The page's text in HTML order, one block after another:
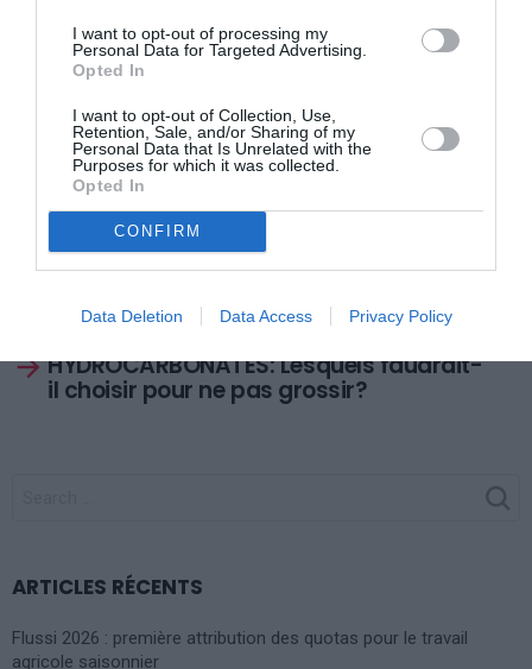
I want to opt-out of processing my
Personal Data for Targeted Advertising.
Opted In
I want to opt-out of Collection, Use,
Retention, Sale, and/or Sharing of my
Personal Data that Is Unrelated with the
Purposes for which it was collected.
Opted In
CONFIRM
Data Deletion Data Access Privacy Policy
Dans l’évolution de la conscience de soi, l’héroine du
membres de sa famille.
more
Previous article
ALIMENTS DE DIVORCE: Si la femme
travaille, y a-t-elle droit en Italie
HYDROCARBONATES: Lesquels faudrait-
il choisir pour ne pas grossir?
ARTICLES RÉCENTS
Flussi 2026 : première attribution des quotas pour le travail
agricole saisonnier